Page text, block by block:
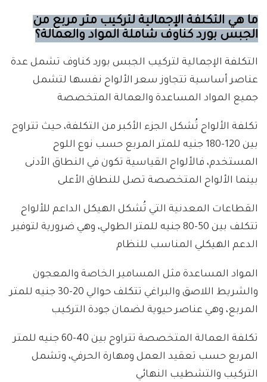
ما هي التكلفة الإجمالية لتركيب متر مربع من
الجبس بورد كناوف شاملة المواد والعمالة؟
التكلفة الإجمالية لتركيب الجبس بورد كناوف تشمل عدة
عناصر أساسية تتجاوز سعر الألواح نفسها لتشمل
جميع المواد المساعدة والعمالة المتخصصة
تكلفة الألواح تُشكل الجزء الأكبر من التكلفة، حيث تتراوح
بين 120-180 جنيه للمتر المربع حسب نوع اللوح
المستخدم، فالألواح القياسية تكون في النطاق الأدنى
بينما الألواح المتخصصة تصل للنطاق الأعلى
القطاعات المعدنية التي تُشكل الهيكل الداعم للألواح
تتكلف بين 50-80 جنيه للمتر الطولي، وهي ضرورية لتوفير
الدعم الهيكلي المناسب للنظام
المواد المساعدة مثل المسامير الخاصة والمعجون
والشريط اللاصق والبراغي تتكلف حوالي 20-30 جنيه للمتر
المربع، وهي عناصر حيوية لضمان جودة التركيب
تكلفة العمالة المتخصصة تتراوح بين 40-60 جنيه للمتر
المربع حسب تعقيد العمل ومهارة الحرفي، وتشمل
التركيب والتشطيب النهائي